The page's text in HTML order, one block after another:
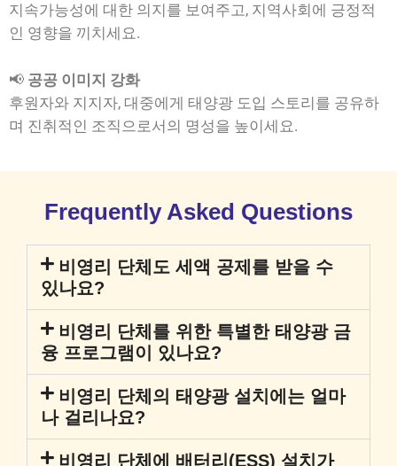
지속가능성에 대한 의지를 보여주고, 지역사회에 긍정적
인 영향을 끼치세요.
📢 공공 이미지 강화
후원자와 지지자, 대중에게 태양광 도입 스토리를 공유하
며 진취적인 조직으로서의 명성을 높이세요.
Frequently Asked Questions
비영리 단체도 세액 공제를 받을 수
있나요?
비영리 단체를 위한 특별한 태양광 금
융 프로그램이 있나요?
비영리 단체의 태양광 설치에는 얼마
나 걸리나요?
비영리 단체에 배터리(ESS) 설치가